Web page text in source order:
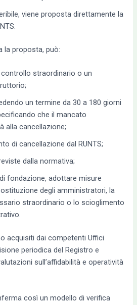
viene proposta direttamente la
la proposta, può:
straordinario o un
un termine da 30 a 180 giorni
che il mancato
alla cancellazione;
di cancellazione dal RUNTS;
dalla normativa;
fondazione, adottare misure
degli amministratori, la
straordinario o lo scioglimento
acquisiti dai competenti Uffici
periodica del Registro e
sull’affidabilità e operatività
così un modello di verifica